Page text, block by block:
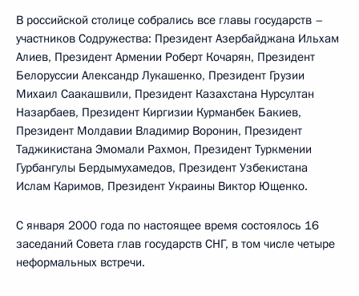
В российской столице собрались все главы государств –
участников Содружества: Президент Азербайджана Ильхам
Алиев, Президент Армении Роберт Кочарян, Президент
Белоруссии Александр Лукашенко, Президент Грузии
Михаил Саакашвили, Президент Казахстана Нурсултан
Назарбаев, Президент Киргизии Курманбек Бакиев,
Президент Молдавии Владимир Воронин, Президент
Таджикистана Эмомали Рахмон, Президент Туркмении
Гурбангулы Бердымухамедов, Президент Узбекистана
Ислам Каримов, Президент Украины Виктор Ющенко.
С января 2000 года по настоящее время состоялось 16
заседаний Совета глав государств СНГ, в том числе четыре
неформальных встречи.